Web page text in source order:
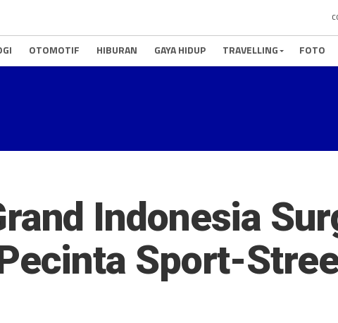
OTOMOTIF HIBURAN GAYA HIDUP TRAVELLING FOTO
Indonesia
Sport-